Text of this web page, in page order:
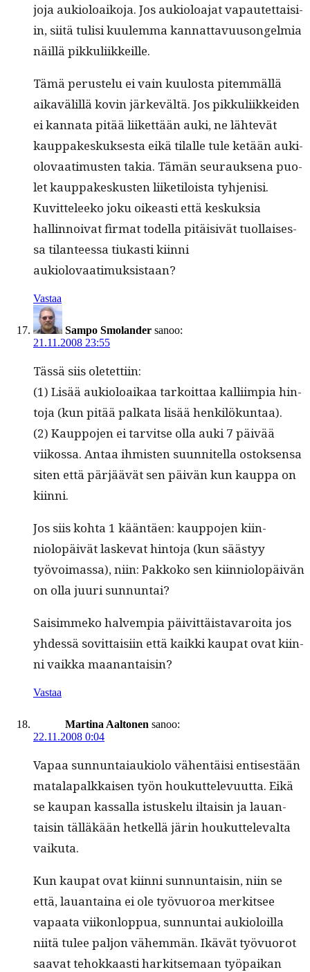
jo­ja auki­oloaiko­ja. Jos auki­oloa­jat vapautet­taisi­
in, siitä tulisi kuulem­ma kan­nat­tavu­u­songelmia
näil­lä pikkuliikkeille.
Tämä perustelu ei vain kuu­losta pitem­mäl­lä
aikavälil­lä kovin järkevältä. Jos pikkuli­ikkei­den
ei kan­na­ta pitää liiket­tään auki, ne lähtevät
kaup­pakeskuk­ses­ta eikä tilalle tule ketään auki­
olo­vaa­timusten takia. Tämän seu­rauk­se­na puo­
let kaup­pakeskusten liiketiloista tyh­jenisi.
Kuvit­teleeko joku oikeasti että keskuk­sia
hallinnoi­vat fir­mat todel­la pitäi­sivät tuol­laises­
sa tilanteessa tiukasti kiin­ni
aukiolovaatimuksistaan?
Vastaa
Sampo Smolander sanoo:
21.11.2008 23:55
Tässä siis oletettiin:
(1) Lisää auki­oloaikaa tarkoit­taa kalli­impia hin­
to­ja (kun pitää palkata lisää henkilökuntaa).
(2) Kaup­po­jen ei tarvitse olla auki 7 päivää
viikos­sa. Antaa ihmis­ten suun­nitel­la ostok­sen­sa
siten että pär­jäävät sen päivän kun kaup­pa on
kiinni.
Jos siis koh­ta 1 kään­täen: kaup­po­jen kiin­
niolopäivät laske­vat hin­to­ja (kun säästyy
työvoimas­sa), niin: Pakkoko sen kiin­niolopäivän
on olla juuri sunnuntai?
Saisim­meko halvem­pia päivit­täis­tavaroi­ta jos
yhdessä sovit­taisi­in että kaik­ki kau­pat ovat kiin­
ni vaik­ka maanantaisin?
Vastaa
Martina Aaltonen sanoo:
22.11.2008 0:04
Vapaa sun­nun­ta­iauki­o­lo vähen­täisi entis­es­tään
mata­la­palkkaisen työn houkut­tele­vu­ut­ta. Eikä
se kau­pan kas­sal­la istuskelu iltaisin ja lauan­
taisin täl­läkään het­kel­lä järin houkut­tel­e­val­ta
vaikuta.
Kun kau­pat ovat kiin­ni sun­nun­taisin, niin se
että, lauan­taina ei ole työvuoroa merk­it­see
vapaa­ta viikon­lop­pua, sun­nun­tai auki­oloil­la
niitä tulee paljon vähem­män. Ikävät työvuorot
saa­vat tehokkaasti hark­it­se­maan työ­paikan